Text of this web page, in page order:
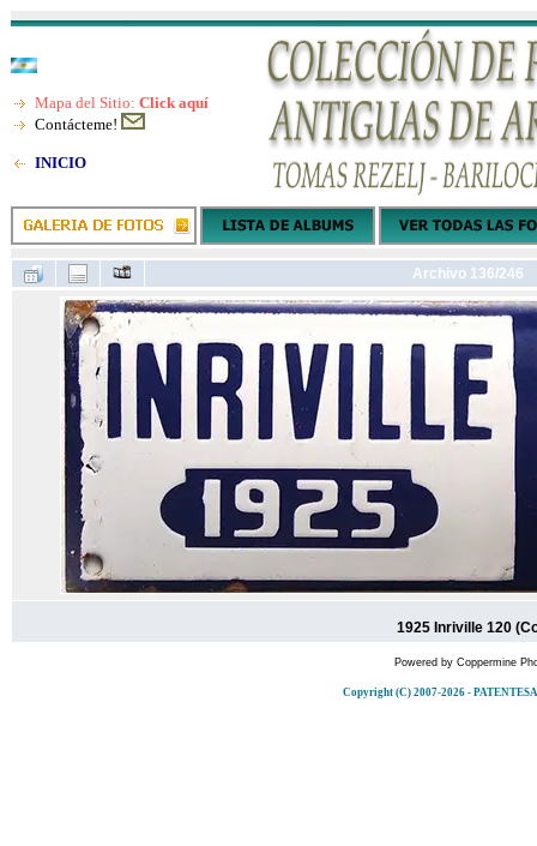
Mapa del Sitio: Click aquí
Contácteme!
INICIO
Archivo 136/246
1925 Inriville 120
Powered by Coppermine
Copyright (C) 2007-2026 -